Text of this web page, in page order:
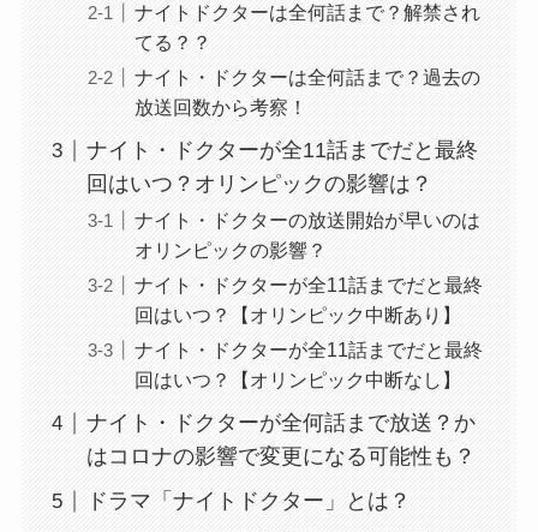
ナイトドクターは全何話まで？解禁され
てる？？
ナイト・ドクターは全何話まで？過去の
放送回数から考察！
ナイト・ドクターが全11話までだと最終
回はいつ？オリンピックの影響は？
ナイト・ドクターの放送開始が早いのは
オリンピックの影響？
ナイト・ドクターが全11話までだと最終
回はいつ？【オリンピック中断あり】
ナイト・ドクターが全11話までだと最終
回はいつ？【オリンピック中断なし】
ナイト・ドクターが全何話まで放送？か
はコロナの影響で変更になる可能性も？
ドラマ「ナイトドクター」とは？